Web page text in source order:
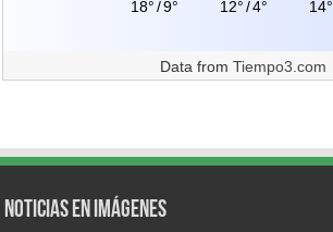
18°/9° 12°/4° 14°
Data fromTiempo3.com
Noticias en Imágenes